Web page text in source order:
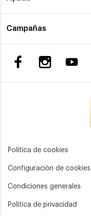
Campañas
Política de cookies
Configuración de cookies
Condiciones generales
Política de privacidad